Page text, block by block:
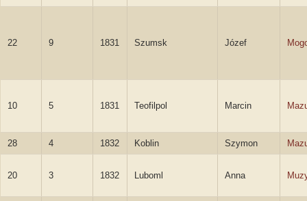
22 9 1831 Szumsk Józef
10 5 1831 Teofilpol Marcin
28 4 1832 Koblin Szymon
20 3 1832 Luboml Anna